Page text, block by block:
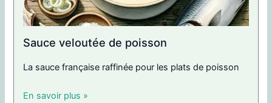
Sauce veloutée de poisson
La sauce française raffinée pour les plats de poisson
En savoir plus »